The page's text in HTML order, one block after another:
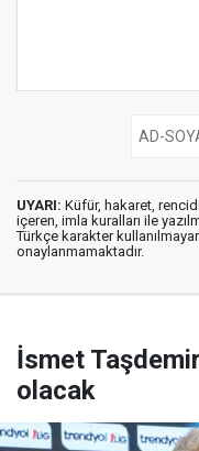
UYARI: Küfür, hakaret,
içeren, imla kuralları ile
Türkçe karakter
onaylanmamaktadır.
İsmet
olacak